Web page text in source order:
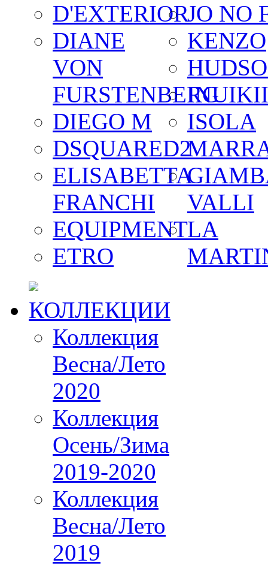
D'EXTERIOR
DIANE
VON
FURSTENBERG
DIEGO M
DSQUARED2
ELISABETTA
FRANCHI
EQUIPMENT
ETRO
JO NO
KENZO
INUIKII
ISOLA
VALLI
LA
КОЛЛЕКЦИИ
Коллекция
Весна/Лето
2020
Коллекция
Осень/Зима
2019-2020
Коллекция
Весна/Лето
2019